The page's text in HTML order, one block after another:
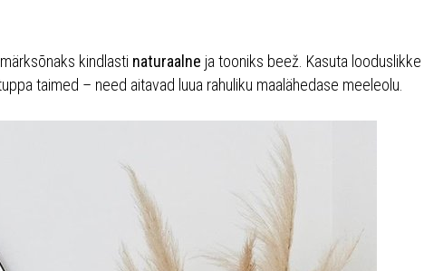
kindlasti naturaalne ja tooniks beež. Kasuta looduslikke
taimed – need aitavad luua rahuliku maalähedase meeleolu.